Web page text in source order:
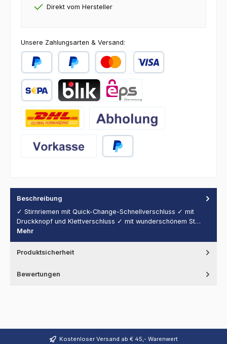
Direkt vom Hersteller
Unsere Zahlungsarten & Versand:
PayPal Später BezahlenKredit- oder Debitkarte
Abholung
Beschreibung
✓ Stirnriemen mit Quick-Change-Schnellverschluss ✓ mit
Druckknopf und Klettverschluss ✓ mit wunderschönem St…
Mehr
Produktsicherheit
Bewertungen
Kostenloser Versand ab € 45,- Warenwert